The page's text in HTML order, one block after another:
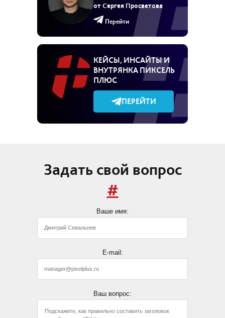
от Сергея Просветова
Перейти
КЕЙСЫ, ИНСАЙТЫ И
ВНУТРЯНКА ПИКСЕЛЬ
ПЛЮС
ПЕРЕЙТИ
Задать свой вопрос
#
Ваше имя:
E-mail:
Ваш вопрос: